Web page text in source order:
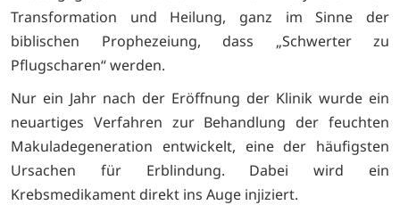
Transformation und Heilung, ganz im Sinne der
biblischen Prophezeiung, dass „Schwerter zu
Pflugscharen“ werden.
Nur ein Jahr nach der Eröffnung der Klinik wurde ein
neuartiges Verfahren zur Behandlung der feuchten
Makuladegeneration entwickelt, eine der häufigsten
Ursachen für Erblindung. Dabei wird ein
Krebsmedikament direkt ins Auge injiziert.